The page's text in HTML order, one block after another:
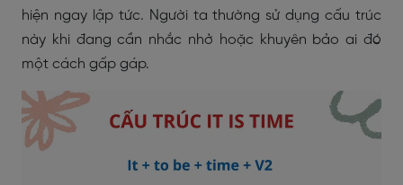
hiện ngay lập tức. Người ta thường sử dụng cấu trúc
này khi đang cần nhắc nhở hoặc khuyên bảo ai đó
một cách gấp gáp.